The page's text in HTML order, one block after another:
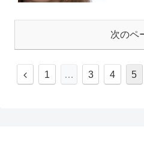
次のペ
1 … 3 4 5